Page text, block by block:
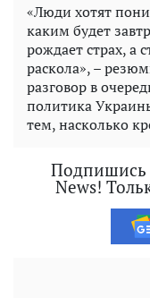
«Люди хотят
каким будет
рождает страх, а
раскола», –
разговор в
политика
тем, насколько
Подпишись
News!